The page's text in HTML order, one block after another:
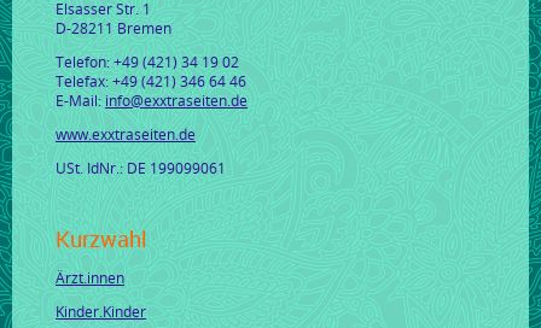
Elsasser Str. 1
D-28211 Bremen
Telefon: +49 (421) 34 19 02
Telefax: +49 (421) 346 64 46
E-Mail: info@exxtraseiten.de
www.exxtraseiten.de
USt. IdNr.: DE 199099061
Kurzwahl
Ärzt.innen
Kinder.Kinder